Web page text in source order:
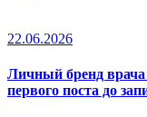
22.06.2026
Личный бренд врача
первого поста до